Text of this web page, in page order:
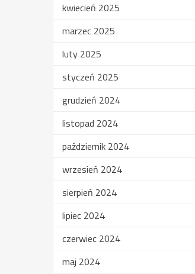
kwiecień 2025
marzec 2025
luty 2025
styczeń 2025
grudzień 2024
listopad 2024
październik 2024
wrzesień 2024
sierpień 2024
lipiec 2024
czerwiec 2024
maj 2024